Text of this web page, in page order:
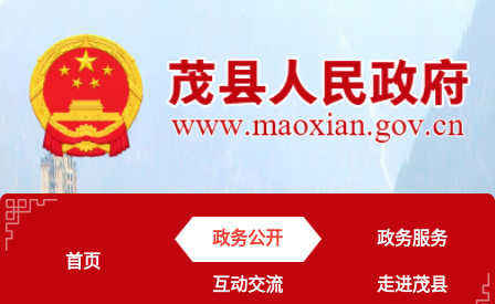
首页
政务公开 政务服务
互动交流 走进茂县